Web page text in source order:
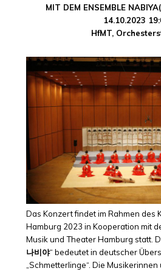
MIT DEM ENSEMBLE
14.10.2023
HfMT,
Das Konzert findet im Rahmen des
Hamburg 2023 in Kooperation mit
Musik und Theater Hamburg statt.
나비야“ bedeutet in deutscher
„Schmetterlinge“. Die